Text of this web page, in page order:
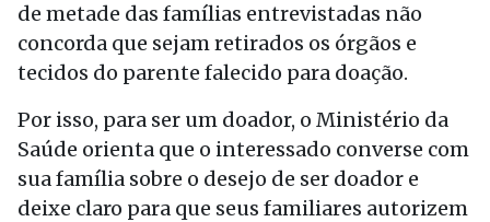
de metade das famílias entrevistadas não
concorda que sejam retirados os órgãos e
tecidos do parente falecido para doação.
Por isso, para ser um doador, o Ministério da
Saúde orienta que o interessado converse com
sua família sobre o desejo de ser doador e
deixe claro para que seus familiares autorizem